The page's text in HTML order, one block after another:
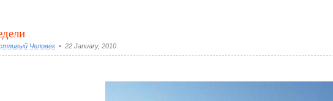
Человек• 22 January, 2010